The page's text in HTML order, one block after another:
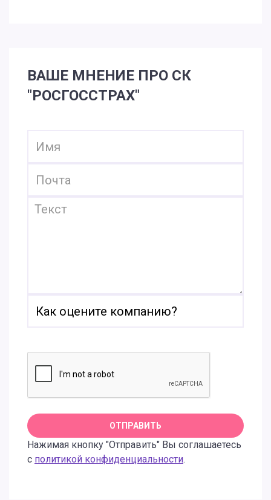
ВАШЕ МНЕНИЕ ПРО СК
"РОСГОССТРАХ"
Нажимая кнопку "Отправить" Вы соглашаетесь
с политикой конфиденциальности.